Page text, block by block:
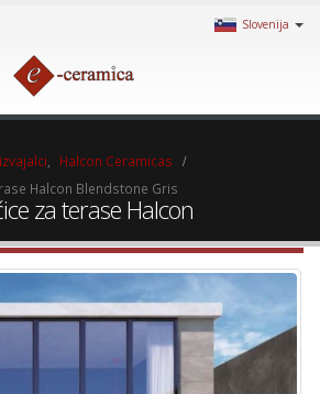
Slovenija
Halcon Ceramicas
Halcon Blendstone Gris
za terase Halcon